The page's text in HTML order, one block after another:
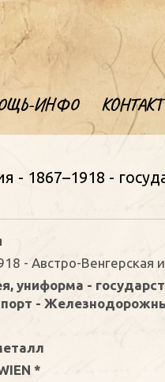
ИНФО КОНТАКТ
- 1867–1918 -
- Австро-Венгерская
униформа -
-
*